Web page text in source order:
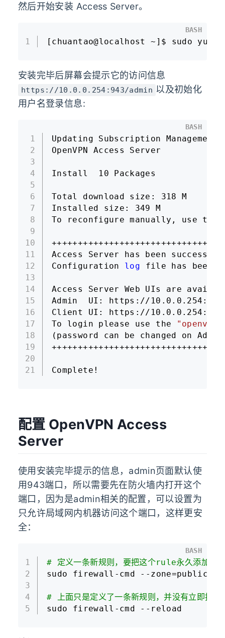
然后开始安装 Access Server。
1 [chuantao@localhost ~]$ sudo
BASH
安装完毕后屏幕会提示它的访问信息
https://10.0.0.254:943/admin 以及初始化
用户名登录信息:
1
2
3
4
5
6
7
8
9
10
11
12
13
14
15
16
17
18
19
20
21
Updating Subscription
OpenVPN Access
Install  10 Packages
Total download size: 318 M
Installed size: 349 M
To reconfigure manually, use
Access Server has been
Configuration log file has been
Access Server Web UIs are
Admin  UI: https://
Client UI: https://
To login please use the
"openvpn"
(password can be changed on
Complete!
BASH
配置 OpenVPN Access
Server
使用安装完毕提示的信息，admin页面默认使
用943端口，所以需要先在防火墙内打开这个
端口，因为是admin相关的配置，可以设置为
只允许局域网内机器访问这个端口，这样更安
全：
1
2
3
4
5
# 定义一条新规则，要把这个rule永久添加到
sudo firewall-cmd --zone=public
# 上面只是定义了一条新规则，并没有立即执行
sudo firewall-cmd --reload
BASH